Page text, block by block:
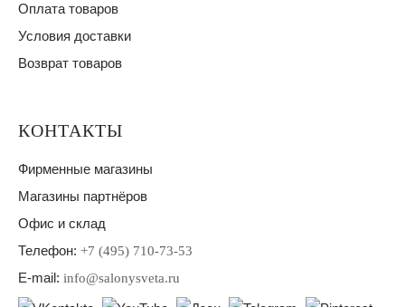
Оплата товаров
Условия доставки
Возврат товаров
КОНТАКТЫ
Фирменные магазины
Магазины партнёров
Офис и склад
Телефон: +7 (495) 710-73-53
E-mail: info@salonysveta.ru